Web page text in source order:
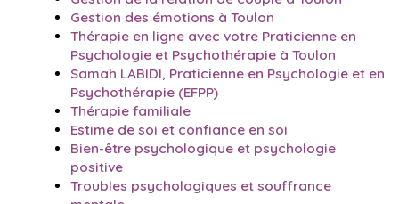
Gestion des émotions à Toulon
Thérapie en ligne avec votre Praticienne en
Psychologie et Psychothérapie à Toulon
Samah LABIDI, Praticienne en Psychologie et en
Psychothérapie (EFPP)
Thérapie familiale
Estime de soi et confiance en soi
Bien-être psychologique et psychologie
positive
Troubles psychologiques et souffrance